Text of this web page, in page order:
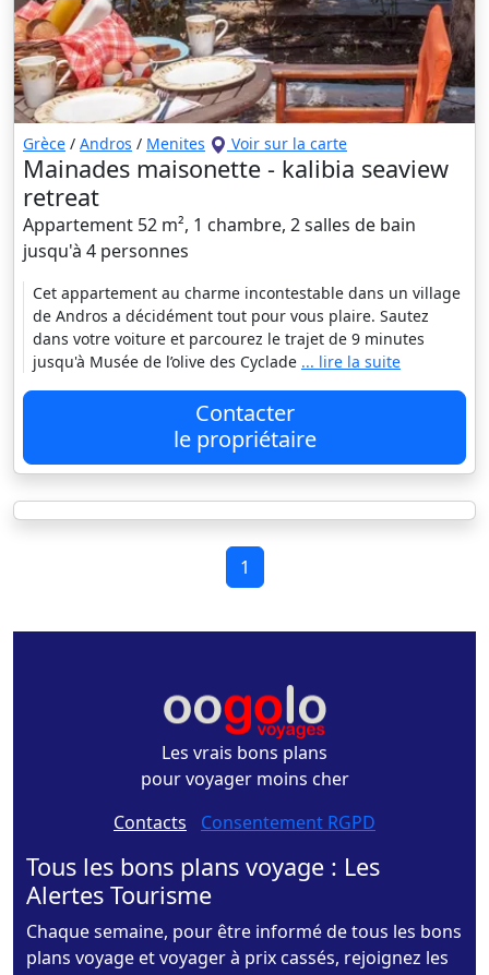
Grèce / Andros / Menites Voir sur la carte
Mainades maisonette - kalibia seaview
retreat
Appartement 52 m², 1 chambre, 2 salles de bain
jusqu'à 4 personnes
Cet appartement au charme incontestable dans un village
de Andros a décidément tout pour vous plaire. Sautez
dans votre voiture et parcourez le trajet de 9 minutes
jusqu'à Musée de l’olive des Cyclade ... lire la suite
Contacter
le propriétaire
1
Les vrais bons plans
pour voyager moins cher
Contacts - Consentement RGPD
Tous les bons plans voyage : Les
Alertes Tourisme
Chaque semaine, pour être informé de tous les bons
plans voyage et voyager à prix cassés, rejoignez les